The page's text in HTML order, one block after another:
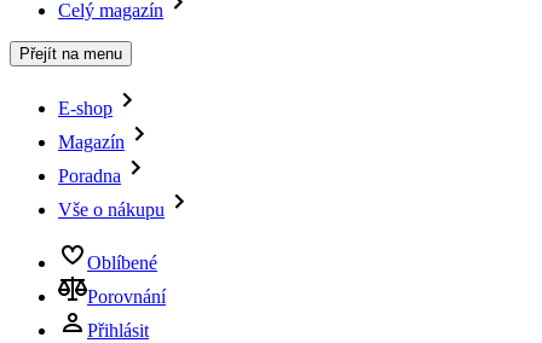
Celý magazín
Přejít na menu
E-shop
Magazín
Poradna
Vše o nákupu
Oblíbené
Porovnání
Přihlásit